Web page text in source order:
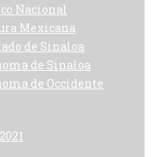
Nacional
Mexicana
de Sinaloa
de Sinaloa
de Occidente